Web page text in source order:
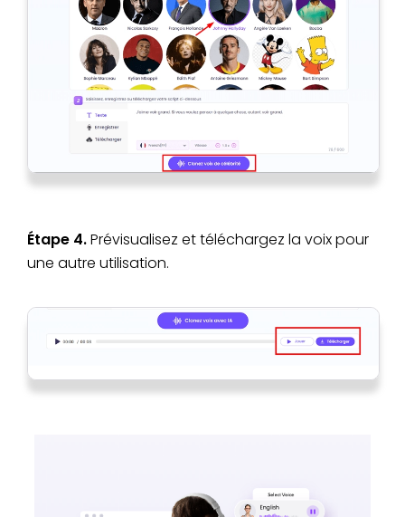
Étape 4.Prévisualisez et téléchargez la voix pour
une autre utilisation.